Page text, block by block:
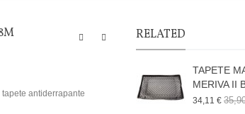
antiderrapante
RELATED
TAPETE
MERIVA II
34,11 €